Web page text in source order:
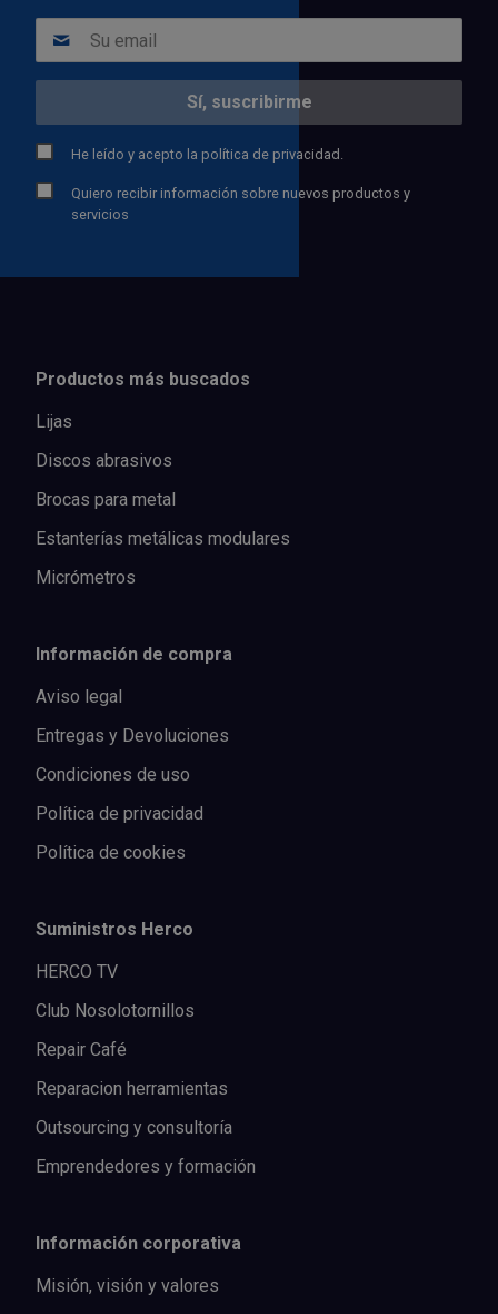
He leído y acepto la política de privacidad.
Quiero recibir información sobre nuevos productos y
servicios
Productos más buscados
Lijas
Discos abrasivos
Brocas para metal
Estanterías metálicas modulares
Micrómetros
Información de compra
Aviso legal
Entregas y Devoluciones
Condiciones de uso
Política de privacidad
Política de cookies
Suministros Herco
HERCO TV
Club Nosolotornillos
Repair Café
Reparacion herramientas
Outsourcing y consultoría
Emprendedores y formación
Información corporativa
Misión, visión y valores